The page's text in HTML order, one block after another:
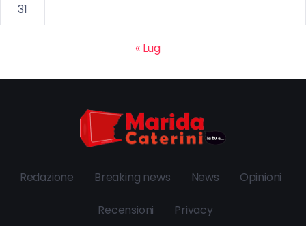
31
« Lug
Redazione Breaking news News Opinioni
Recensioni Privacy